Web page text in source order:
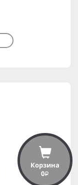
Корзина
0i